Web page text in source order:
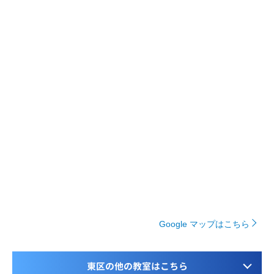
Google マップはこちら
東区の他の教室はこちら